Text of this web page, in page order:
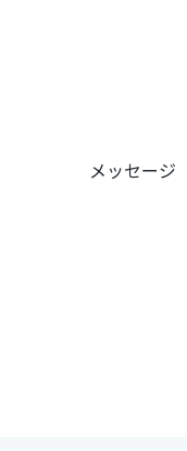
メッセージ